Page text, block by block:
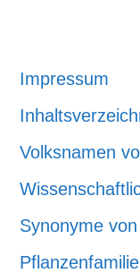
Impressum
Volksnamen
Synonyme